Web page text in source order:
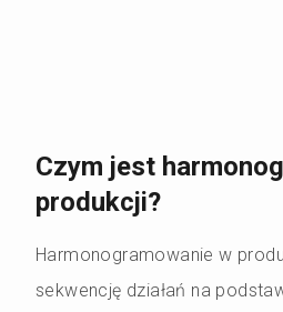
Czym jest
produkcji?
Harmonogramowanie w
sekwencję działań na